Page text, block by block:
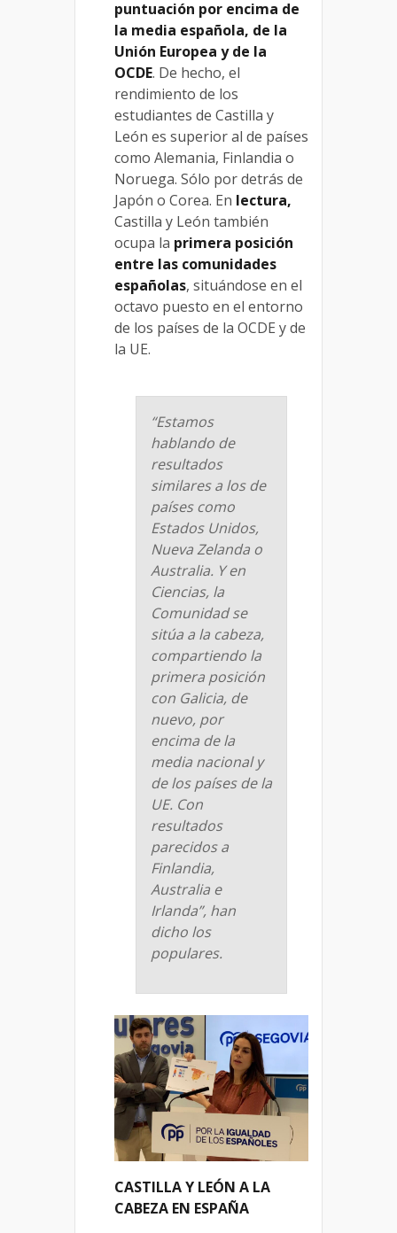
puntuación por encima de
la media española, de la
Unión Europea y de la
OCDE. De hecho, el
rendimiento de los
estudiantes de Castilla y
León es superior al de países
como Alemania, Finlandia o
Noruega. Sólo por detrás de
Japón o Corea. En lectura,
Castilla y León también
ocupa la primera posición
entre las comunidades
españolas, situándose en el
octavo puesto en el entorno
de los países de la OCDE y de
la UE.
“Estamos
hablando de
resultados
similares a los de
países como
Estados Unidos,
Nueva Zelanda o
Australia. Y en
Ciencias, la
Comunidad se
sitúa a la cabeza,
compartiendo la
primera posición
con Galicia, de
nuevo, por
encima de la
media nacional y
de los países de la
UE. Con
resultados
parecidos a
Finlandia,
Australia e
Irlanda”, han
dicho los
populares.
CASTILLA Y LEÓN A LA
CABEZA EN ESPAÑA